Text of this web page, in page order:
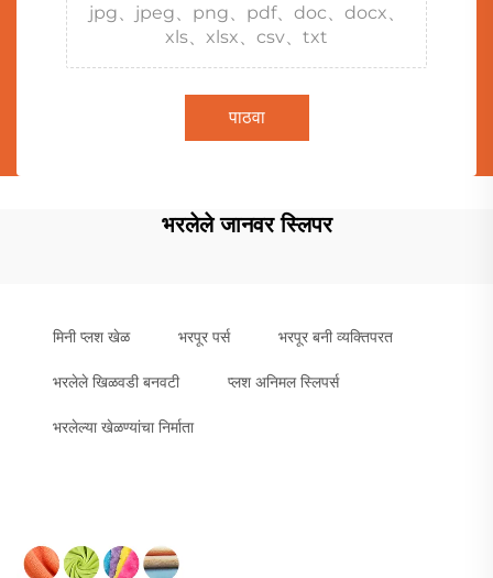
jpg、jpeg、png、pdf、doc、docx、
xls、xlsx、csv、txt
पाठवा
भरलेले जानवर स्लिपर
मिनी प्लश खेळ भरपूर पर्स भरपूर बनी व्यक्तिपरत
भरलेले खिळवडी बनवटी प्लश अनिमल स्लिपर्स
भरलेल्या खेळण्यांचा निर्माता